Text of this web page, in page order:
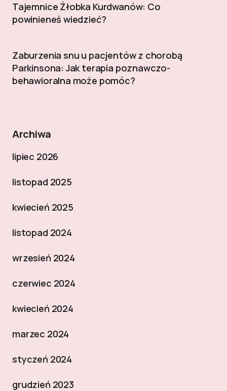
Tajemnice Żłobka Kurdwanów: Co
powinieneś wiedzieć?
Zaburzenia snu u pacjentów z chorobą
Parkinsona: Jak terapia poznawczo-
behawioralna może pomóc?
Archiwa
lipiec 2026
listopad 2025
kwiecień 2025
listopad 2024
wrzesień 2024
czerwiec 2024
kwiecień 2024
marzec 2024
styczeń 2024
grudzień 2023